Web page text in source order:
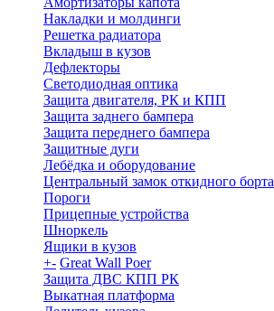
Накладки и молдинги
Решетка радиатора
Вкладыш в кузов
Дефлекторы
Светодиодная оптика
Защита двигателя, РК и КПП
Защита заднего бампера
Защита переднего бампера
Защитные дуги
Лебёдка и оборудование
Центральный замок откидного борта
Пороги
Прицепные устройства
Шноркель
Ящики в кузов
+- Great Wall Poer
Защита ДВС КПП РК
Выкатная платформа